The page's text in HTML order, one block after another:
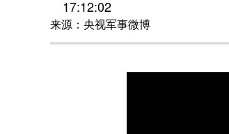
17:12:02
来源：央视军事微博